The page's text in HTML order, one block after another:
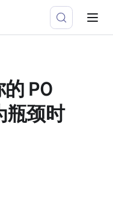
的 P0
瓶颈时